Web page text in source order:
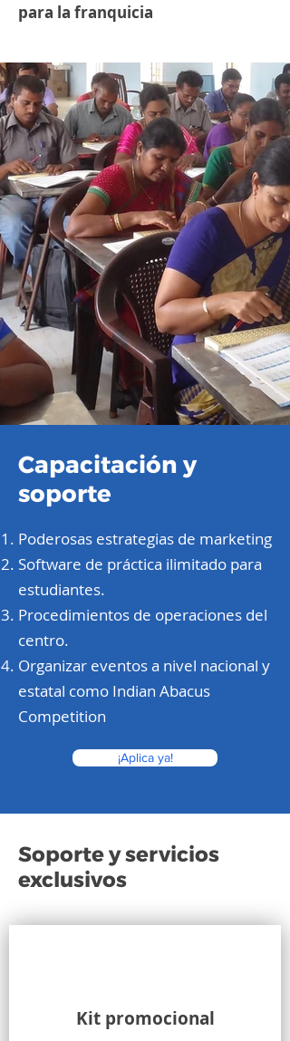
para la franquicia
Capacitación y
soporte
Poderosas estrategias de marketing
Software de práctica ilimitado para
estudiantes.
Procedimientos de operaciones del
centro.
Organizar eventos a nivel nacional y
estatal como Indian Abacus
Competition
¡Aplica ya!
Soporte y servicios
exclusivos
Kit promocional